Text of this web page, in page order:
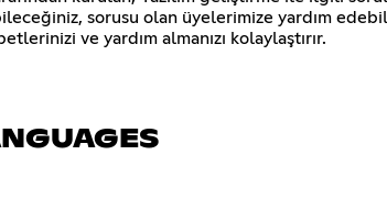
sorusu olan üyelerimize yardım
ve yardım almanızı kolaylaştırır.